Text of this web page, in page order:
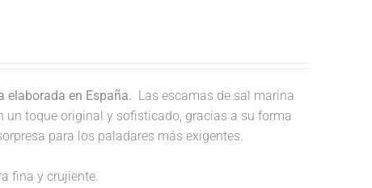
elaborada en España. Las escamas de sal marina
un toque original y sofisticado, gracias a su forma
para los paladares más exigentes.
fina y crujiente.